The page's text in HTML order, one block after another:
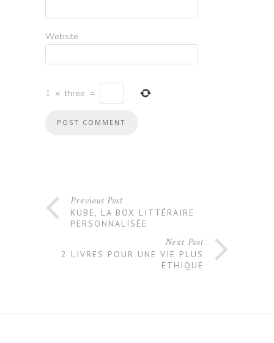
Website
1 × three =
Previous Post
KUBE, LA BOX LITTÉRAIRE
PERSONNALISÉE
Next Post
2 LIVRES POUR UNE VIE PLUS
ÉTHIQUE